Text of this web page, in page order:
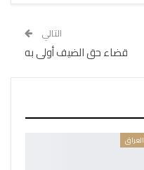
التالي
قضاء حق الضيف أولى به
العراق